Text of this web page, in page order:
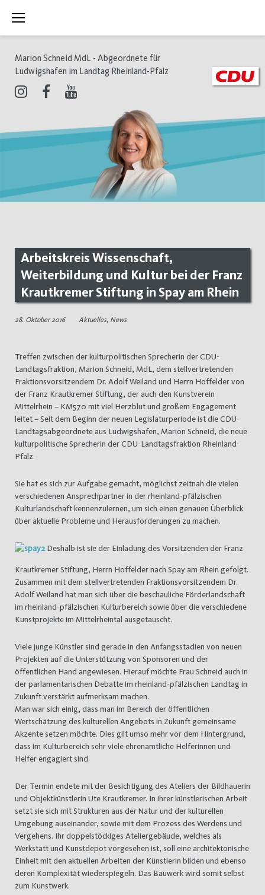
Inhalt
Marion Schneid MdL - Abgeordnete für
Ludwigshafen im Landtag Rheinland-Pfalz
Arbeitskreis Wissenschaft,
Weiterbildung und Kultur bei der Franz
Krautkremer Stiftung in Spay am Rhein
28. Oktober 2016 Aktuelles, News
Treffen zwischen der kulturpolitischen Sprecherin der CDU-
Landtagsfraktion, Marion Schneid, MdL, dem stellvertretenden
Fraktionsvorsitzendem Dr. Adolf Weiland und Herrn Hoffelder von
der Franz Krautkremer Stiftung, der auch den Kunstverein
Mittelrhein – KM570 mit viel Herzblut und großem Engagement
leitet – Seit dem Beginn der neuen Legislaturperiode ist die CDU-
Landtagsabgeordnete aus Ludwigshafen, Marion Schneid, die neue
kulturpolitische Sprecherin der CDU-Landtagsfraktion Rheinland-
Pfalz.
Sie hat es sich zur Aufgabe gemacht, möglichst zeitnah die vielen
verschiedenen Ansprechpartner in der rheinland-pfälzischen
Kulturlandschaft kennenzulernen, um sich einen genauen Überblick
über aktuelle Probleme und Herausforderungen zu machen.
Deshalb ist sie der Einladung des Vorsitzenden der Franz
Krautkremer Stiftung, Herrn Hoffelder nach Spay am Rhein gefolgt.
Zusammen mit dem stellvertretenden Fraktionsvorsitzendem Dr.
Adolf Weiland hat man sich über die beschauliche Förderlandschaft
im rheinland-pfälzischen Kulturbereich sowie über die verschiedene
Kunstprojekte im Mittelrheintal ausgetauscht.
Viele junge Künstler sind gerade in den Anfangsstadien von neuen
Projekten auf die Unterstützung von Sponsoren und der
öffentlichen Hand angewiesen. Hierauf möchte Frau Schneid auch in
der parlamentarischen Debatte im rheinland-pfälzischen Landtag in
Zukunft verstärkt aufmerksam machen.
Man war sich einig, dass man im Bereich der öffentlichen
Wertschätzung des kulturellen Angebots in Zukunft gemeinsame
Akzente setzen möchte. Dies gilt umso mehr vor dem Hintergrund,
dass im Kulturbereich sehr viele ehrenamtliche Helferinnen und
Helfer engagiert sind.
Der Termin endete mit der Besichtigung des Ateliers der Bildhauerin
und Objektkünstlerin Ute Krautkremer. In ihrer künstlerischen Arbeit
setzt sie sich mit Strukturen aus der Natur und der kulturellen
Umgebung auseinander, sowie mit dem Prozess des Werdens und
Vergehens. Ihr doppelstöckiges Ateliergebäude, welches als
Werkstatt und Kunstdepot vorgesehen ist, soll eine architektonische
Einheit mit den aktuellen Arbeiten der Künstlerin bilden und ebenso
deren Komplexität wiederspiegeln. Das Bauwerk wird somit selbst
zum Kunstwerk.